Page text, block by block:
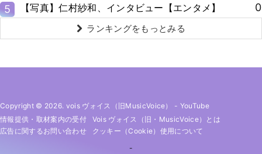
5 【写真】仁村紗和、インタビュー【エンタメ】 0
ランキングをもっとみる
Copyright © 2026. vois ヴォイス（旧MusicVoice） - YouTube
情報提供・取材案内の受付
Vois ヴォイス（旧・MusicVoice）とは
広告に関するお問い合わせ
クッキー（cookie）使用について
-